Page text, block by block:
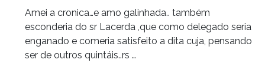
Amei a cronica…e amo galinhada.. também
esconderia do sr Lacerda ,que como delegado seria
enganado e comeria satisfeito a dita cuja, pensando
ser de outros quintáis..rs …